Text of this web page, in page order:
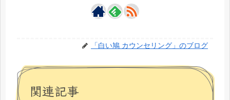
「白い鳩 カウンセリング」のブログ
関連記事